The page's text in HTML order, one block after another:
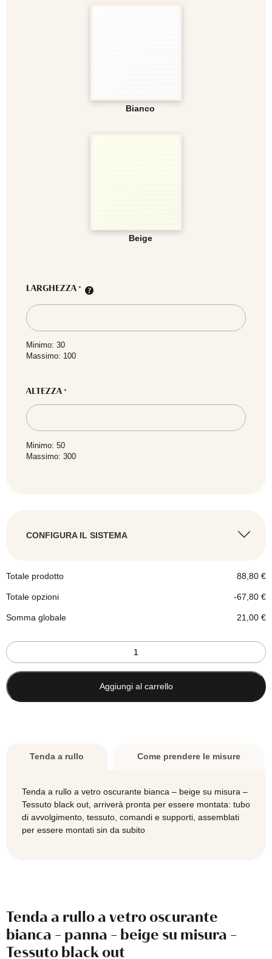
Bianco
Beige
LARGHEZZA*
Minimo: 30
Massimo: 100
ALTEZZA*
Minimo: 50
Massimo: 300
CONFIGURA IL SISTEMA
A destra
Totale prodotto 88,80€
Totale opzioni -67,80€
Somma globale 21,00€
Tenda
a
rullo
a
vetro
Tessuto
black
Aggiungi al carrello
Tenda a rullo Come prendere le misure
Tenda a rullo a vetro oscurante bianca – beige su misura –
Tessuto black out, arriverà pronta per essere montata: tubo
di avvolgimento, tessuto, comandi e supporti, assemblati
per essere montati sin da subito
Tenda a rullo a vetro oscurante
bianca - panna - beige su misura -
Tessuto black out